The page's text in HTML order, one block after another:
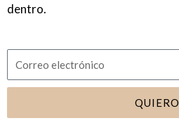
dentro.
QUIERO